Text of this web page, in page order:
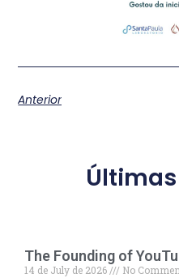
Anterior
The Founding of
14 de July de 2026
No